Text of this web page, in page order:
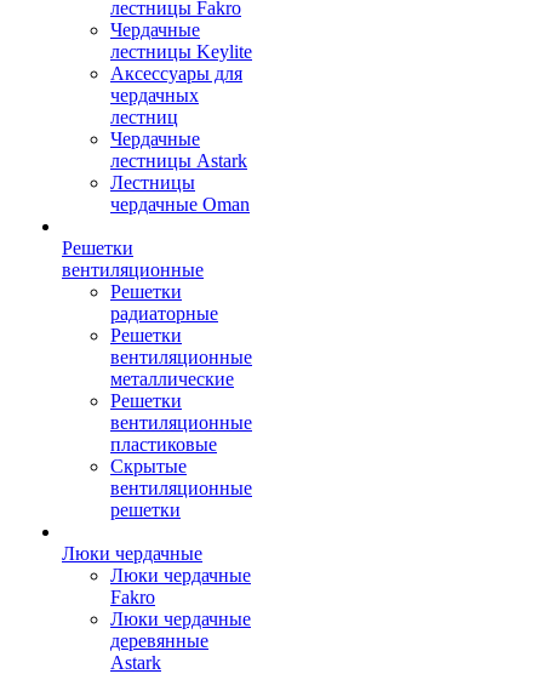
лестницы Fakro
Чердачные
лестницы Keylite
Аксессуары для
чердачных
лестниц
Чердачные
лестницы Astark
Лестницы
чердачные Oman
Решетки
вентиляционные
Решетки
радиаторные
Решетки
вентиляционные
металлические
Решетки
вентиляционные
пластиковые
Скрытые
вентиляционные
решетки
Люки чердачные
Люки чердачные
Fakro
Люки чердачные
деревянные
Astark